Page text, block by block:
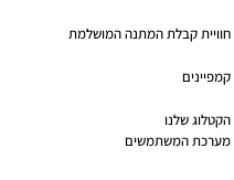
חוויית קבלת המתנה המושלמת
קמפיינים
הקטלוג שלנו
מערכת המשתמשים